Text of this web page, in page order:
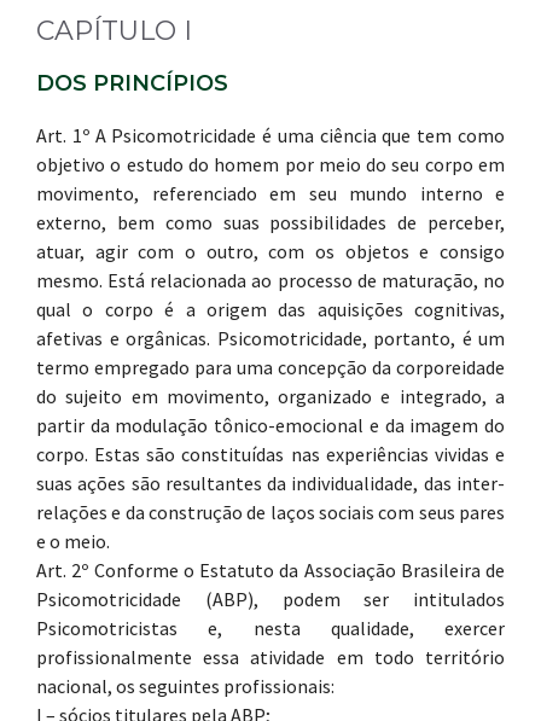
CAPÍTULO I
DOS PRINCÍPIOS
Art. 1º A Psicomotricidade é uma ciência que tem como
objetivo o estudo do homem por meio do seu corpo em
movimento, referenciado em seu mundo interno e
externo, bem como suas possibilidades de perceber,
atuar, agir com o outro, com os objetos e consigo
mesmo. Está relacionada ao processo de maturação, no
qual o corpo é a origem das aquisições cognitivas,
afetivas e orgânicas. Psicomotricidade, portanto, é um
termo empregado para uma concepção da corporeidade
do sujeito em movimento, organizado e integrado, a
partir da modulação tônico-emocional e da imagem do
corpo. Estas são constituídas nas experiências vividas e
suas ações são resultantes da individualidade, das inter-
relações e da construção de laços sociais com seus pares
e o meio.
Art. 2º Conforme o Estatuto da Associação Brasileira de
Psicomotricidade (ABP), podem ser intitulados
Psicomotricistas e, nesta qualidade, exercer
profissionalmente essa atividade em todo território
nacional, os seguintes profissionais:
I – sócios titulares pela ABP;